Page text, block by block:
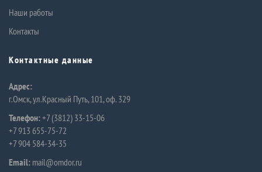
Наши работы
Контакты
Контактные данные
Адрес:
г.Омск, ул.Красный Путь, 101, оф. 329
Телефон:+7 (3812) 33-15-06
+7 913 655-75-72
+7 904 584-34-35
Email: mail@omdor.ru